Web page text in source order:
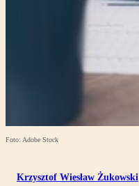
Foto: Adobe Stock
Krzysztof Wiesław Żukowski